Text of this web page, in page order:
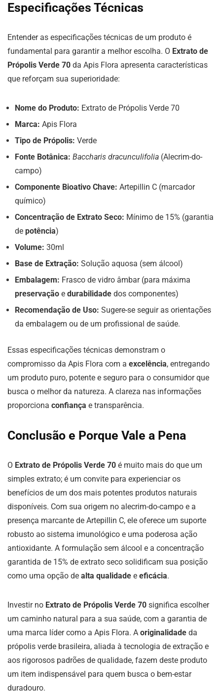
Especificações Técnicas
Entender as especificações técnicas de um produto é
fundamental para garantir a melhor escolha. O Extrato de
Própolis Verde 70 da Apis Flora apresenta características
que reforçam sua superioridade:
Nome do Produto: Extrato de Própolis Verde 70
Marca: Apis Flora
Tipo de Própolis: Verde
Fonte Botânica: Baccharis dracunculifolia (Alecrim-do-
campo)
Componente Bioativo Chave: Artepillin C (marcador
químico)
Concentração de Extrato Seco: Mínimo de 15% (garantia
de potência)
Volume: 30ml
Base de Extração: Solução aquosa (sem álcool)
Embalagem: Frasco de vidro âmbar (para máxima
preservação e durabilidade dos componentes)
Recomendação de Uso: Sugere-se seguir as orientações
da embalagem ou de um profissional de saúde.
Essas especificações técnicas demonstram o
compromisso da Apis Flora com a excelência, entregando
um produto puro, potente e seguro para o consumidor que
busca o melhor da natureza. A clareza nas informações
proporciona confiança e transparência.
Conclusão e Porque Vale a Pena
O Extrato de Própolis Verde 70 é muito mais do que um
simples extrato; é um convite para experienciar os
benefícios de um dos mais potentes produtos naturais
disponíveis. Com sua origem no alecrim-do-campo e a
presença marcante de Artepillin C, ele oferece um suporte
robusto ao sistema imunológico e uma poderosa ação
antioxidante. A formulação sem álcool e a concentração
garantida de 15% de extrato seco solidificam sua posição
como uma opção de alta qualidade e eficácia.
Investir no Extrato de Própolis Verde 70 significa escolher
um caminho natural para a sua saúde, com a garantia de
uma marca líder como a Apis Flora. A originalidade da
própolis verde brasileira, aliada à tecnologia de extração e
aos rigorosos padrões de qualidade, fazem deste produto
um item indispensável para quem busca o bem-estar
duradouro.